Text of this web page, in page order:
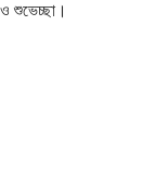
ও শুভেচ্ছা।